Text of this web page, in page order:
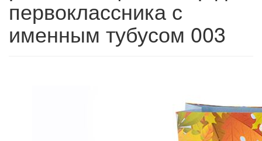
первоклассника с
именным тубусом 003